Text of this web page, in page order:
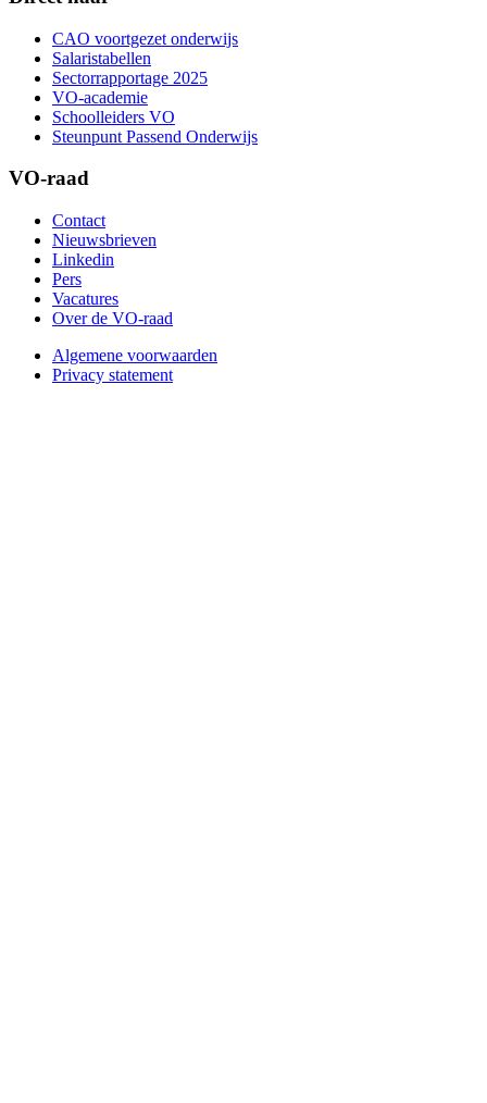
CAO voortgezet onderwijs
Salaristabellen
Sectorrapportage 2025
VO-academie
Schoolleiders VO
Steunpunt Passend Onderwijs
VO-raad
Contact
Nieuwsbrieven
Linkedin
Pers
Vacatures
Over de VO-raad
Algemene voorwaarden
Privacy statement